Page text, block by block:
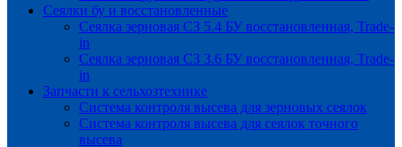
Сеялки бу и восстановленные
Сеялка зерновая СЗ 5.4 БУ восстановленная, Trade-
in
Сеялка зерновая СЗ 3.6 БУ восстановленная, Trade-
in
Запчасти к сельхозтехнике
Система контроля высева для зерновых сеялок
Система контроля высева для сеялок точного
высева